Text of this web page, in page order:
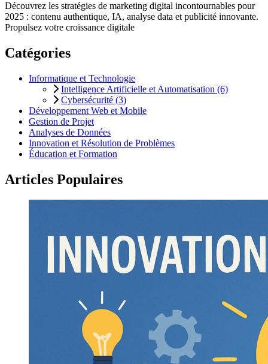
Découvrez les stratégies de marketing digital incontournables pour
2025 : contenu authentique, IA, analyse data et publicité innovante.
Propulsez votre croissance digitale
Catégories
Informatique et Technologie
Intelligence Artificielle et Automatisation (6)
Cybersécurité (3)
Développement Web et Mobile
Gestion de Projet
Analyses de Données
Innovation et Résolution de Problèmes
Éducation et Formation
Articles Populaires